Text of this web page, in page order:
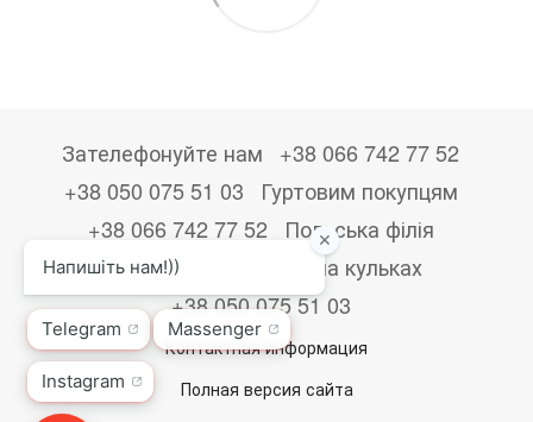
Зателефонуйте нам
+38 066 742 77 52
+38 050 075 51 03
Гуртовим покупцям
+38 066 742 77 52
Польська філія
+48533867723
Друк на кульках
+38 050 075 51 03
Контактная информация
Полная версия сайта